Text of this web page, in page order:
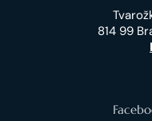
814 99